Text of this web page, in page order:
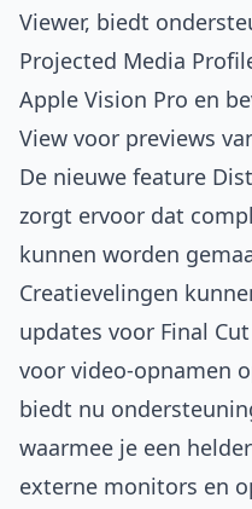
Viewer, biedt
Projected Media
Apple Vision Pro en
View voor previews
De nieuwe feature
zorgt ervoor dat
kunnen worden
Creatievelingen
updates voor Final
voor video-opnamen
biedt nu
waarmee je een
externe monitors en